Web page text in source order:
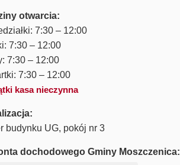
otwarcia:
7:30 – 12:00
7:30 – 12:00
7:30 – 12:00
7:30 – 12:00
kasa nieczynna
budynku UG, pokój nr 3
dochodowego Gminy Moszczenica: